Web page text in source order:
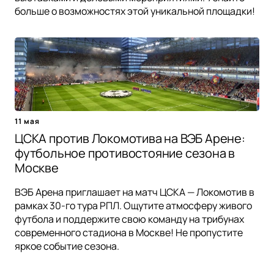
больше о возможностях этой уникальной площадки!
11 мая
ЦСКА против Локомотива на ВЭБ Арене:
футбольное противостояние сезона в
Москве
ВЭБ Арена приглашает на матч ЦСКА — Локомотив в
рамках 30-го тура РПЛ. Ощутите атмосферу живого
футбола и поддержите свою команду на трибунах
современного стадиона в Москве! Не пропустите
яркое событие сезона.